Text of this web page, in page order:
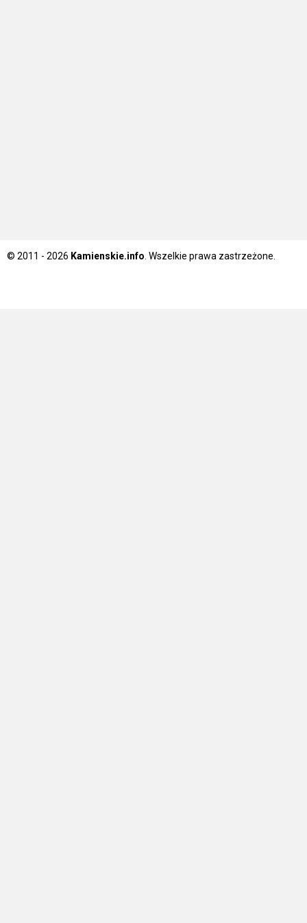
© 2011 - 2026 Kamienskie.info . Wszelkie prawa zastrzeżone.